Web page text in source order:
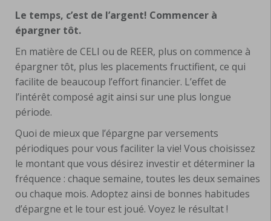
Le temps, c’est de l’argent! Commencer à
épargner tôt.
En matière de CELI ou de REER, plus on commence à
épargner tôt, plus les placements fructifient, ce qui
facilite de beaucoup l’effort financier. L’effet de
l’intérêt composé agit ainsi sur une plus longue
période.
Quoi de mieux que l’épargne par versements
périodiques pour vous faciliter la vie! Vous choisissez
le montant que vous désirez investir et déterminer la
fréquence : chaque semaine, toutes les deux semaines
ou chaque mois. Adoptez ainsi de bonnes habitudes
d’épargne et le tour est joué. Voyez le résultat !